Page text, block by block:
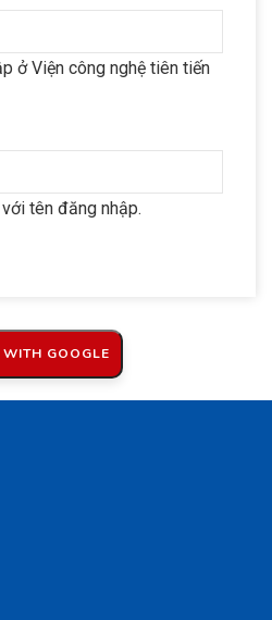
ở Viện công nghệ tiên tiến
tên đăng nhập.